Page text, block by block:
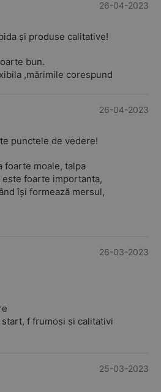
26-04-2023
și produse calitative!
bun.
,mărimile corespund
26-04-2023
punctele de vedere!
foarte moale, talpa
este foarte importanta,
își formează mersul,
26-03-2023
f frumosi si calitativi
25-03-2023